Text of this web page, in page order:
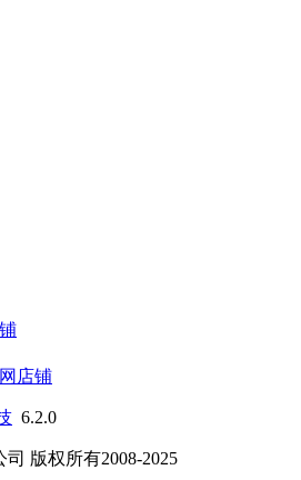
店铺
6.2.0
版权所有2008-2025